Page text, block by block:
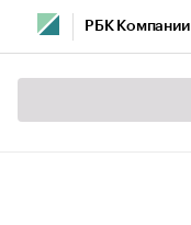
РБК Компании